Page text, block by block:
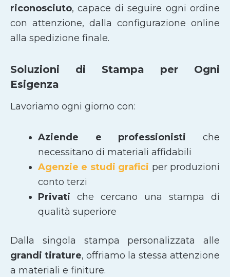
riconosciuto, capace di seguire ogni ordine
con attenzione, dalla configurazione online
alla spedizione finale.
Soluzioni di Stampa per Ogni
Esigenza
Lavoriamo ogni giorno con:
Aziende e professionisti che
necessitano di materiali affidabili
Agenzie e studi grafici per produzioni
conto terzi
Privati che cercano una stampa di
qualità superiore
Dalla singola stampa personalizzata alle
grandi tirature, offriamo la stessa attenzione
a materiali e finiture.